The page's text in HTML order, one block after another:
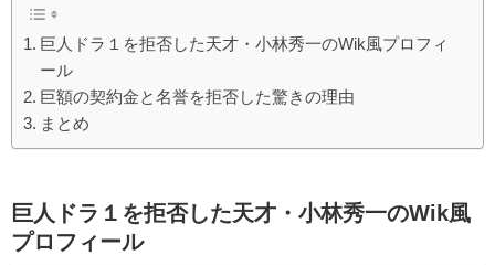
巨人ドラ１を拒否した天才・小林秀一のWik風プロフィ
ール
巨額の契約金と名誉を拒否した驚きの理由
まとめ
巨人ドラ１を拒否した天才・小林秀一のWik風
プロフィール